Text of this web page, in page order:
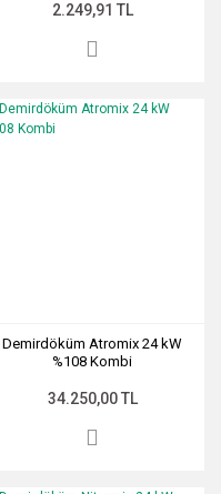
2.249,91 TL
Demirdöküm Atromix 24 kW
%108 Kombi
34.250,00 TL